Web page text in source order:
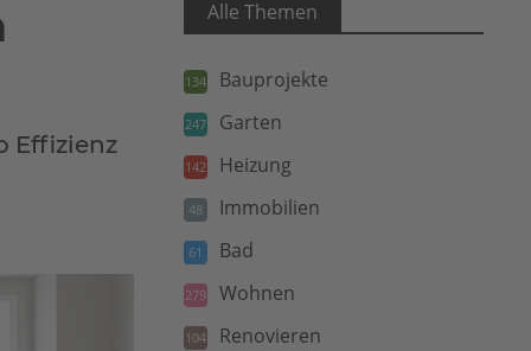
Effizienz
Alle Themen
134 Bauprojekte
247 Garten
142 Heizung
48 Immobilien
61 Bad
279 Wohnen
104 Renovieren